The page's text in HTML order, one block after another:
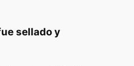
sellado y